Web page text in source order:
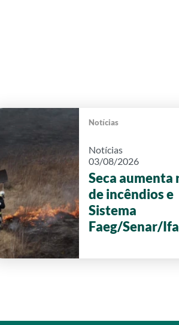
Notícias
Notícias
03/08/2026
Seca aumenta
de incêndios e
Sistema
Faeg/Senar/